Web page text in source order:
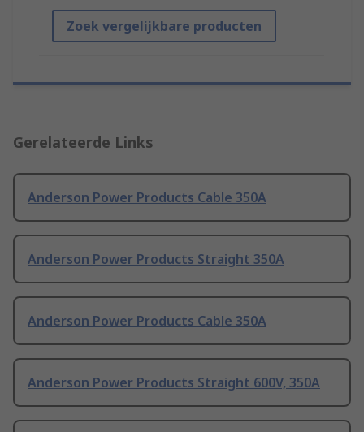
Zoek vergelijkbare producten
Gerelateerde Links
Anderson Power Products Cable 350A
Anderson Power Products Straight 350A
Anderson Power Products Cable 350A
Anderson Power Products Straight 600V, 350A